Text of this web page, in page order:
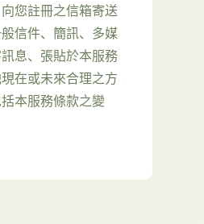
您註冊之信箱寄送
信件、簡訊、多媒
息、張貼於本服務
在或未來合理之方
本服務條款之變